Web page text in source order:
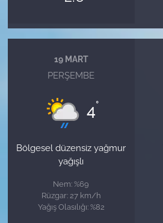
19 MART
PERŞEMBE
4°
Bölgesel düzensiz yağmur
yağışlı
Nem: %69
Rüzgar: 27 km/h
Yağış Olasılığı: %82